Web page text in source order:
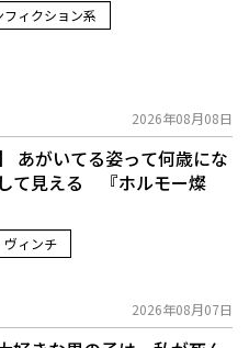
フィクション系
2026年08月08日
あがいてる姿って何歳にな
て見える 『ホルモー燦
ヴィンチ
2026年08月07日